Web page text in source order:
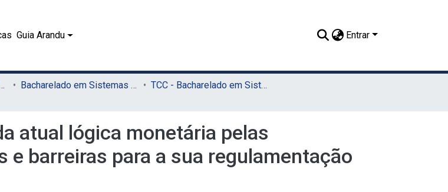
Guia Arandu Entrar
(UAEADTec) Bacharelado em Sistemas de Informação (UAEADTec)
TCC - Bacharelado em Sistemas da Informação (UAEADTec)
atual lógica monetária pelas
barreiras para a sua regulamentação